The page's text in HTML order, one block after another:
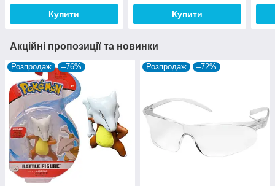
Купити Купити
Акційні пропозиції та новинки
Розпродаж –76% Розпродаж –72%